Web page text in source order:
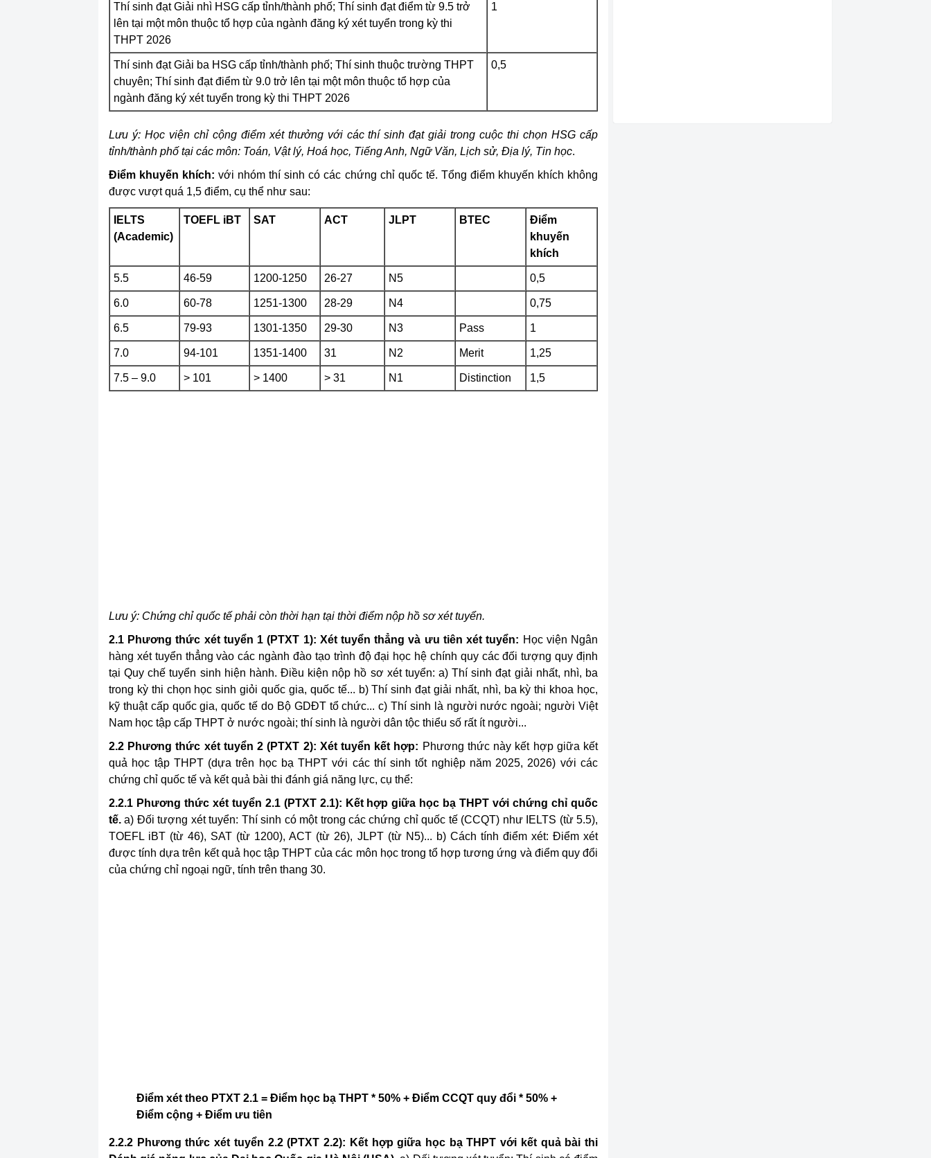
Thí sinh đạt Giải nhì HSG cấp tỉnh/thành phố; Thí sinh đạt điểm từ 9.5 trở
lên tại một môn thuộc tổ hợp của ngành đăng ký xét tuyển trong kỳ thi
THPT 2026
1
Thí sinh đạt Giải ba HSG cấp tỉnh/thành phố; Thí sinh thuộc trường THPT
chuyên; Thí sinh đạt điểm từ 9.0 trở lên tại một môn thuộc tổ hợp của
ngành đăng ký xét tuyển trong kỳ thi THPT 2026
0,5
Lưu ý: Học viện chỉ cộng điểm xét thưởng với các thí sinh đạt giải trong cuộc thi chọn HSG cấp
tỉnh/thành phố tại các môn: Toán, Vật lý, Hoá học, Tiếng Anh, Ngữ Văn, Lịch sử, Địa lý, Tin học.
Điểm khuyến khích: với nhóm thí sinh có các chứng chỉ quốc tế. Tổng điểm khuyến khích không
được vượt quá 1,5 điểm, cụ thể như sau:
IELTS
(Academic)
TOEFL iBT SAT ACT JLPT BTEC
Điểm
khuyến
khích
5.5 46-59 1200-1250 26-27 N5 0,5
6.0 60-78 1251-1300 28-29 N4 0,75
6.5 79-93 1301-1350 29-30 N3 Pass 1
7.0 94-101 1351-1400 31 N2 Merit 1,25
7.5 – 9.0 > 101 > 1400 > 31 N1 Distinction 1,5
Lưu ý: Chứng chỉ quốc tế phải còn thời hạn tại thời điểm nộp hồ sơ xét tuyển.
2.1 Phương thức xét tuyển 1 (PTXT 1): Xét tuyển thẳng và ưu tiên xét tuyển: Học viện Ngân
hàng xét tuyển thẳng vào các ngành đào tạo trình độ đại học hệ chính quy các đối tượng quy định
tại Quy chế tuyển sinh hiện hành. Điều kiện nộp hồ sơ xét tuyển: a) Thí sinh đạt giải nhất, nhì, ba
trong kỳ thi chọn học sinh giỏi quốc gia, quốc tế... b) Thí sinh đạt giải nhất, nhì, ba kỳ thi khoa học,
kỹ thuật cấp quốc gia, quốc tế do Bộ GDĐT tổ chức... c) Thí sinh là người nước ngoài; người Việt
Nam học tập cấp THPT ở nước ngoài; thí sinh là người dân tộc thiểu số rất ít người...
2.2 Phương thức xét tuyển 2 (PTXT 2): Xét tuyển kết hợp: Phương thức này kết hợp giữa kết
quả học tập THPT (dựa trên học bạ THPT với các thí sinh tốt nghiệp năm 2025, 2026) với các
chứng chỉ quốc tế và kết quả bài thi đánh giá năng lực, cụ thể:
2.2.1 Phương thức xét tuyển 2.1 (PTXT 2.1): Kết hợp giữa học bạ THPT với chứng chỉ quốc
tế. a) Đối tượng xét tuyển: Thí sinh có một trong các chứng chỉ quốc tế (CCQT) như IELTS (từ 5.5),
TOEFL iBT (từ 46), SAT (từ 1200), ACT (từ 26), JLPT (từ N5)... b) Cách tính điểm xét: Điểm xét
được tính dựa trên kết quả học tập THPT của các môn học trong tổ hợp tương ứng và điểm quy đổi
của chứng chỉ ngoại ngữ, tính trên thang 30.
Điểm xét theo PTXT 2.1 = Điểm học bạ THPT * 50% + Điểm CCQT quy đổi * 50% +
Điểm cộng + Điểm ưu tiên
2.2.2 Phương thức xét tuyển 2.2 (PTXT 2.2): Kết hợp giữa học bạ THPT với kết quả bài thi